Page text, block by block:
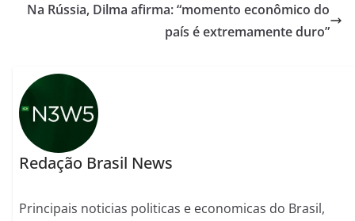
Na Rússia, Dilma afirma: “momento econômico do
país é extremamente duro”
Redação Brasil News
Principais noticias politicas e economicas do Brasil,